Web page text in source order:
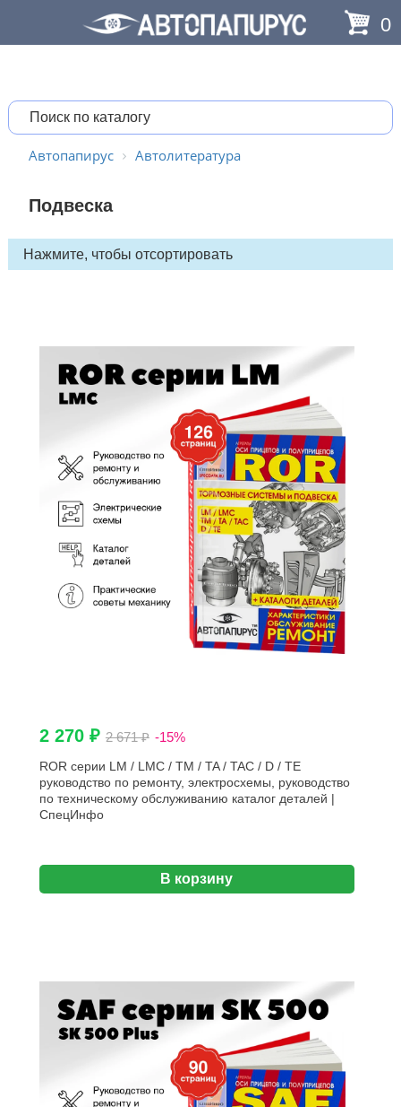
0
Автопапирус Автолитература
Подвеска
2 270 ₽ 2 671 ₽ -15%
ROR серии LM / LMC / ТМ / TA / TAC / D / TE
руководство по ремонту, электросхемы, руководство
по техническому обслуживанию каталог деталей |
СпецИнфо
В корзину